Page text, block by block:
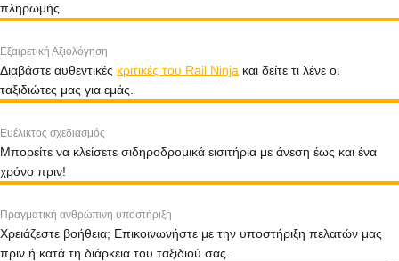
πληρωμής.
Εξαιρετική Αξιολόγηση
Διαβάστε αυθεντικές κριτικές του Rail Ninja και δείτε τι λένε οι
ταξιδιώτες μας για εμάς.
Ευέλικτος σχεδιασμός
Μπορείτε να κλείσετε σιδηροδρομικά εισιτήρια με άνεση έως και ένα
χρόνο πριν!
Πραγματική ανθρώπινη υποστήριξη
Χρειάζεστε βοήθεια; Επικοινωνήστε με την υποστήριξη πελατών μας
πριν ή κατά τη διάρκεια του ταξιδιού σας.